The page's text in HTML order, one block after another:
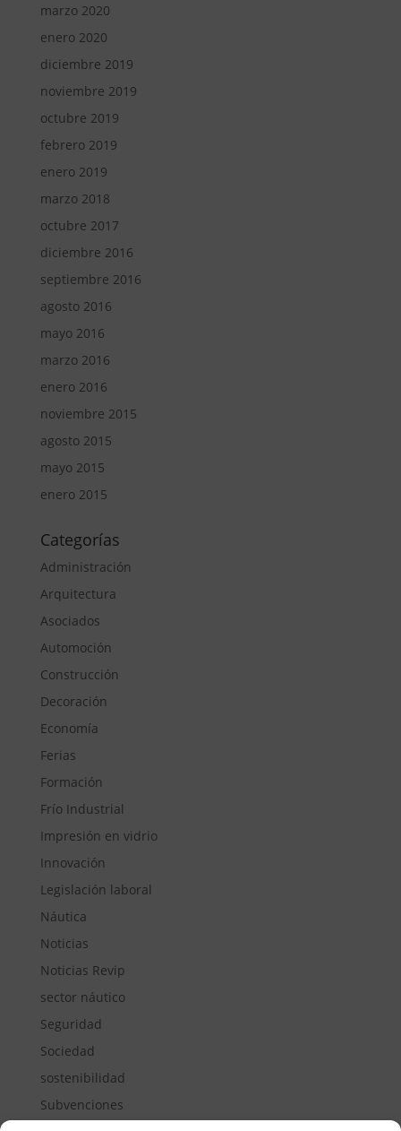
marzo 2020
enero 2020
diciembre 2019
noviembre 2019
octubre 2019
febrero 2019
enero 2019
marzo 2018
octubre 2017
diciembre 2016
septiembre 2016
agosto 2016
mayo 2016
marzo 2016
enero 2016
noviembre 2015
agosto 2015
mayo 2015
enero 2015
Categorías
Administración
Arquitectura
Asociados
Automoción
Construcción
Decoración
Economía
Ferias
Formación
Frío Industrial
Impresión en vidrio
Innovación
Legislación laboral
Náutica
Noticias
Noticias Revip
sector náutico
Seguridad
Sociedad
sostenibilidad
Subvenciones